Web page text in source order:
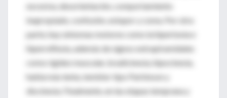
excesiva, desorientación, comportamiento
inapropiado, confusión, estupor y coma. Por otra
parte, hay síntomas motores como la hipertonía e
hiperreflexia, además de signos extrapiramidales
como rigidez muscular, bradicinesia, hipocinesia,
habla más lenta, temblor tipo Parkinson y
discinesia. Finalmente, en las etapas temprana y